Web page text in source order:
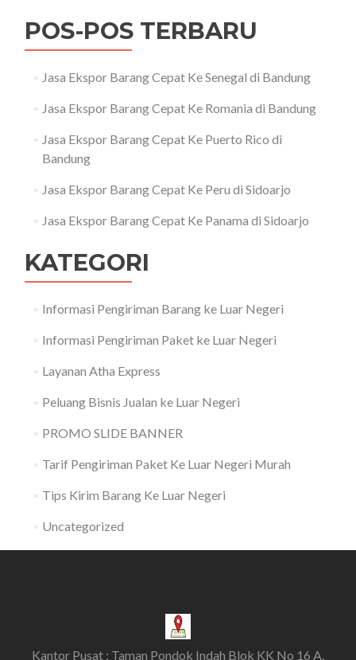
POS-POS TERBARU
Jasa Ekspor Barang Cepat Ke Senegal di Bandung
Jasa Ekspor Barang Cepat Ke Romania di Bandung
Jasa Ekspor Barang Cepat Ke Puerto Rico di
Bandung
Jasa Ekspor Barang Cepat Ke Peru di Sidoarjo
Jasa Ekspor Barang Cepat Ke Panama di Sidoarjo
KATEGORI
Informasi Pengiriman Barang ke Luar Negeri
Informasi Pengiriman Paket ke Luar Negeri
Layanan Atha Express
Peluang Bisnis Jualan ke Luar Negeri
PROMO SLIDE BANNER
Tarif Pengiriman Paket Ke Luar Negeri Murah
Tips Kirim Barang Ke Luar Negeri
Uncategorized
Kantor Pusat : Taman Pondok Indah Blok KK No 16 A,